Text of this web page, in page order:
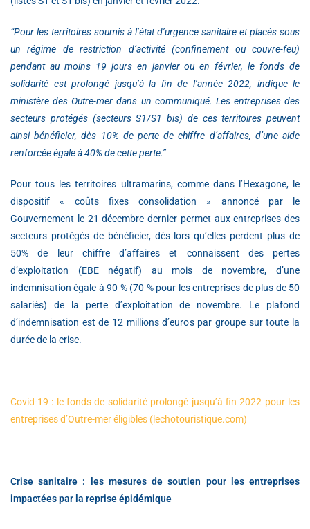
“Pour les territoires soumis à l’état d’urgence sanitaire et placés sous
un régime de restriction d’activité (confinement ou couvre-feu)
pendant au moins 19 jours en janvier ou en février, le fonds de
solidarité est prolongé jusqu’à la fin de l’année 2022, indique le
ministère des Outre-mer dans un communiqué. Les entreprises des
secteurs protégés (secteurs S1/S1 bis) de ces territoires peuvent
ainsi bénéficier, dès 10% de perte de chiffre d’affaires, d’une aide
renforcée égale à 40% de cette perte.”
Pour tous les territoires ultramarins, comme dans l’Hexagone, le
dispositif « coûts fixes consolidation » annoncé par le
Gouvernement le 21 décembre dernier permet aux entreprises des
secteurs protégés de bénéficier, dès lors qu’elles perdent plus de
50% de leur chiffre d’affaires et connaissent des pertes
d’exploitation (EBE négatif) au mois de novembre, d’une
indemnisation égale à 90 % (70 % pour les entreprises de plus de 50
salariés) de la perte d’exploitation de novembre. Le plafond
d’indemnisation est de 12 millions d’euros par groupe sur toute la
durée de la crise.
Covid-19 : le fonds de solidarité prolongé jusqu’à fin 2022 pour les
entreprises d’Outre-mer éligibles (lechotouristique.com)
Crise sanitaire : les mesures de soutien pour les entreprises
impactées par la reprise épidémique